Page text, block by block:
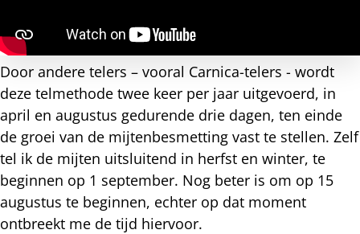
Door andere telers – vooral Carnica-telers - wordt
deze telmethode twee keer per jaar uitgevoerd, in
april en augustus gedurende drie dagen, ten einde
de groei van de mijtenbesmetting vast te stellen. Zelf
tel ik de mijten uitsluitend in herfst en winter, te
beginnen op 1 september. Nog beter is om op 15
augustus te beginnen, echter op dat moment
ontbreekt me de tijd hiervoor.